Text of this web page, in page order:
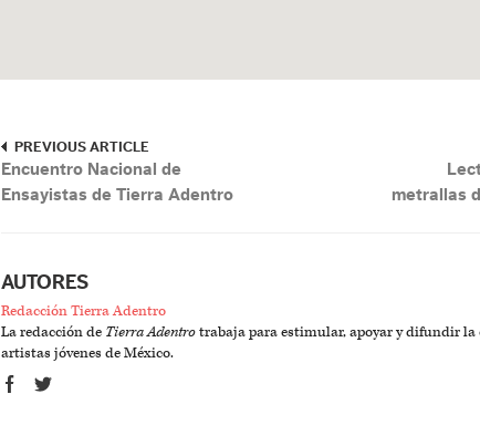
PREVIOUS ARTICLE
Encuentro Nacional de
Ensayistas de Tierra Adentro
metrallas
AUTORES
Redacción Tierra Adentro
La redacción de Tierra Adentrotrabaja para estimular, apoyar y difundir la
artistas jóvenes de México.